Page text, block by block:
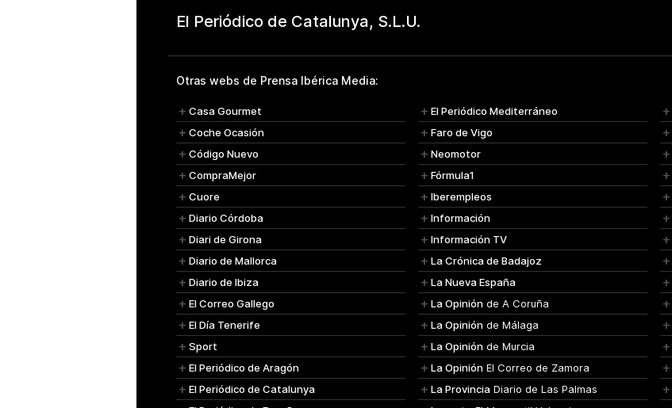
Otras webs de Prensa Ibérica Media:
Casa Gourmet
Coche Ocasión
Código Nuevo
CompraMejor
Cuore
Diario Córdoba
Diari de Girona
Diario de Mallorca
Diario de Ibiza
El Correo Gallego
El Día Tenerife
Sport
El Periódico de Aragón
El Periódico de Catalunya
El Periódico Mediterráneo
Faro de Vigo
Neomotor
Fórmula1
Iberempleos
Información
Información TV
La Crónica de Badajoz
La Nueva España
La Opinión de A Coruña
La Opinión de Málaga
La Opinión de Murcia
La Opinión El Correo de Zamora
La Provincia Diario de Las Palmas